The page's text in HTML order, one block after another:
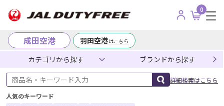
0
成田空港 羽田空港はこちら
カテゴリから探す ブランドから探す
商品名・キーワード入力
詳細検索はこちら
人気のキーワード